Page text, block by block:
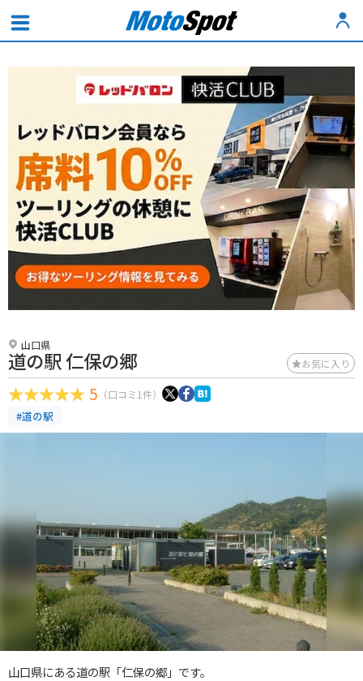
山口県
道の駅 仁保の郷 お気に入り
5 （口コミ1件）
#道の駅
山口県にある道の駅「仁保の郷」です。